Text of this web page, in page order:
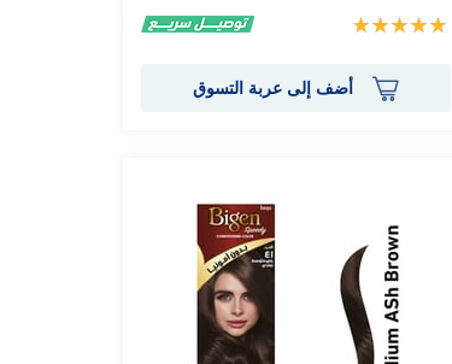
تقييم:
أضف إلى عربة التسوق